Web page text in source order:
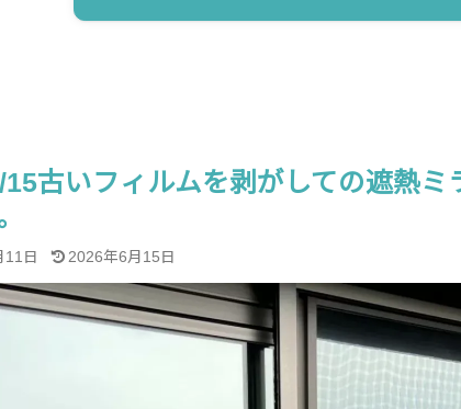
古いフィルムを剥がしての遮熱ミ
日 2026年6月15日